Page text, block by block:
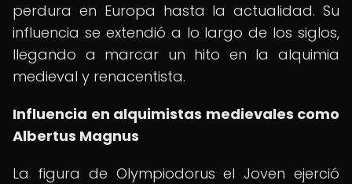
perdura en Europa hasta la actualidad. Su
influencia se extendió a lo largo de los siglos,
llegando a marcar un hito en la alquimia
medieval y renacentista.
Influencia en alquimistas medievales como
Albertus Magnus
La figura de Olympiodorus el Joven ejerció